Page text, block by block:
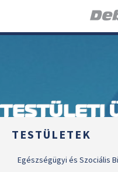
TESTÜLETI
TESTÜLETEK
Egészségügyi és Szociális